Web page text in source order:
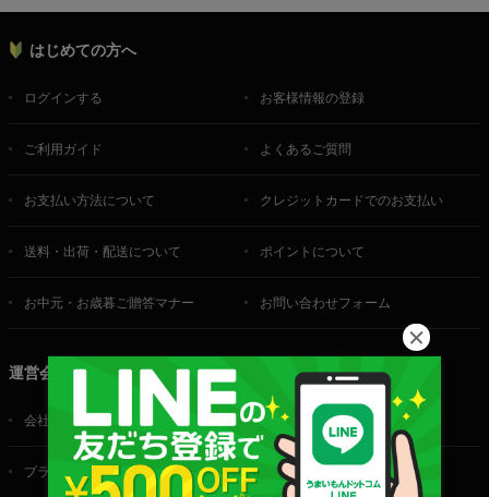
はじめての方へ
ログインする お客様情報の登録
ご利用ガイド よくあるご質問
お支払い方法について クレジットカードでのお支払い
送料・出荷・配送について ポイントについて
お中元・お歳暮ご贈答マナー お問い合わせフォーム
運営会社
会社概要 ご利用規約
プライバシーポリシー 特定商取引法に基づく表記